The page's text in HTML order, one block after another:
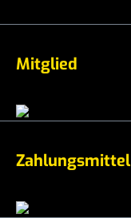
Mitglied
Zahlungsmittel